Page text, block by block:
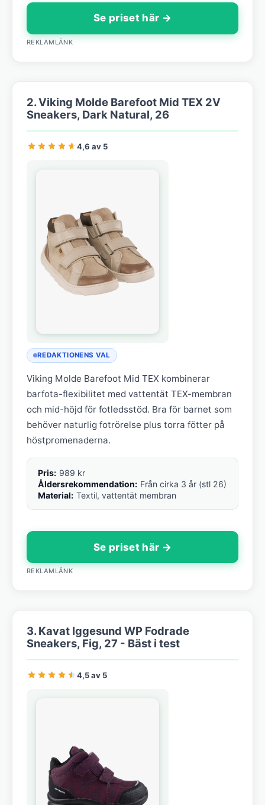
Se priset här →
REKLAMLÄNK
2. Viking Molde Barefoot Mid TEX 2V
Sneakers, Dark Natural, 26
4,6 av 5
REDAKTIONENS VAL
Viking Molde Barefoot Mid TEX kombinerar
barfota-flexibilitet med vattentät TEX-membran
och mid-höjd för fotledsstöd. Bra för barnet som
behöver naturlig fotrörelse plus torra fötter på
höstpromenaderna.
Pris: 989 kr
Åldersrekommendation: Från cirka 3 år (stl 26)
Material: Textil, vattentät membran
Se priset här →
REKLAMLÄNK
3. Kavat Iggesund WP Fodrade
Sneakers, Fig, 27 - Bäst i test
4,5 av 5